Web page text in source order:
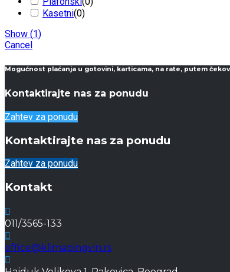
Kasetni(0)
Show (1)
Cancel
Mogućnost plaćanja u gotovini, karticama, na rate, putem
Kontaktirajte nas za ponudu
Zahtev za ponudu
Kontaktirajte nas za ponudu
Zahtev za ponudu
Kontakt
011/3565-133
office@klimapingvin.rs